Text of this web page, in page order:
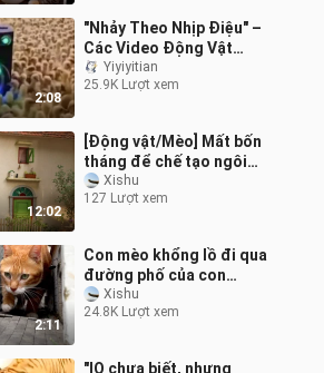
2:08
"Nhảy Theo Nhịp Điệu" –
Các Video Động Vật
Nhảy Múa
Yiyiyitian
25.9K Lượt xem
12:02
[Động vật/Mèo] Mất bốn
tháng để chế tạo ngôi
nhà cho Arrietty
Xishu
127 Lượt xem
2:11
Con mèo khổng lồ đi qua
đường phố của con
người và mặt đất nứt nẻ
Xishu
24.8K Lượt xem
"IQ chưa biết, nhưng